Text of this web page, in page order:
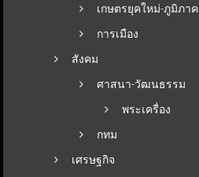
เกษตรยุคใหม่-ภูมิภาค
การเมือง
สังคม
ศาสนา-วัฒนธรรม
พระเครื่อง
กทม
เศรษฐกิจ